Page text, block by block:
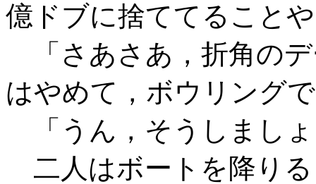
億ドブに捨ててること
「さあさあ，折角の
はやめて，ボウリング
「うん，そうしまし
二人はボートを降り